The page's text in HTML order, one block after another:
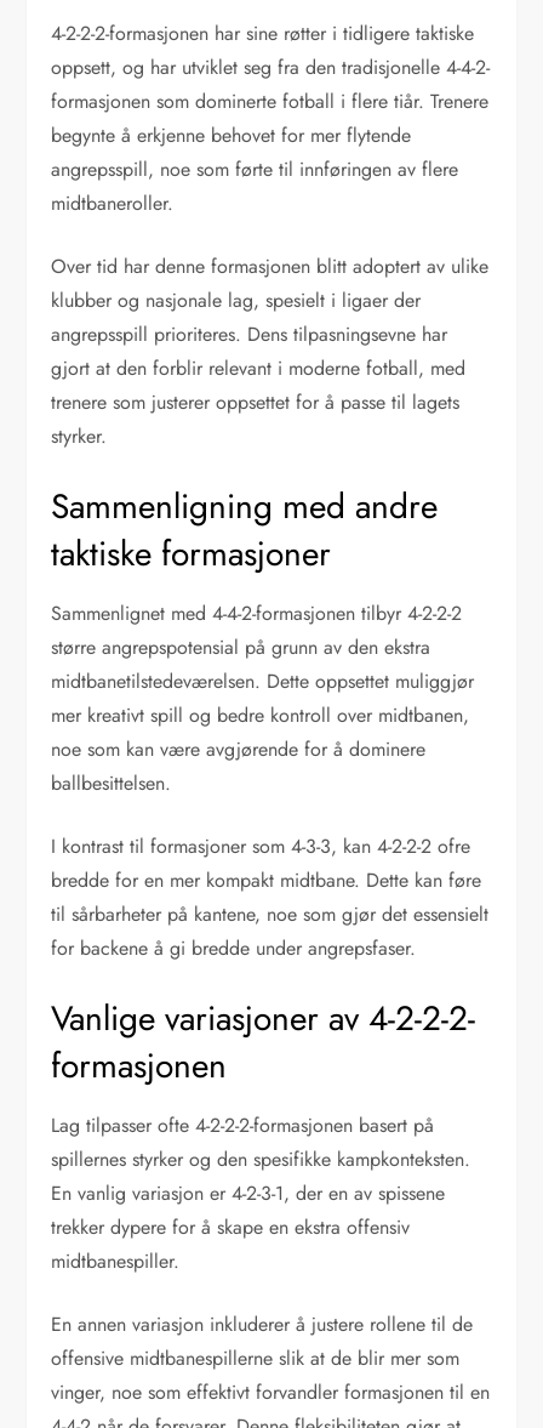
4-2-2-2-formasjonen har sine røtter i tidligere taktiske
oppsett, og har utviklet seg fra den tradisjonelle 4-4-2-
formasjonen som dominerte fotball i flere tiår. Trenere
begynte å erkjenne behovet for mer flytende
angrepsspill, noe som førte til innføringen av flere
midtbaneroller.
Over tid har denne formasjonen blitt adoptert av ulike
klubber og nasjonale lag, spesielt i ligaer der
angrepsspill prioriteres. Dens tilpasningsevne har
gjort at den forblir relevant i moderne fotball, med
trenere som justerer oppsettet for å passe til lagets
styrker.
Sammenligning med andre
taktiske formasjoner
Sammenlignet med 4-4-2-formasjonen tilbyr 4-2-2-2
større angrepspotensial på grunn av den ekstra
midtbanetilstedeværelsen. Dette oppsettet muliggjør
mer kreativt spill og bedre kontroll over midtbanen,
noe som kan være avgjørende for å dominere
ballbesittelsen.
I kontrast til formasjoner som 4-3-3, kan 4-2-2-2 ofre
bredde for en mer kompakt midtbane. Dette kan føre
til sårbarheter på kantene, noe som gjør det essensielt
for backene å gi bredde under angrepsfaser.
Vanlige variasjoner av 4-2-2-2-
formasjonen
Lag tilpasser ofte 4-2-2-2-formasjonen basert på
spillernes styrker og den spesifikke kampkonteksten.
En vanlig variasjon er 4-2-3-1, der en av spissene
trekker dypere for å skape en ekstra offensiv
midtbanespiller.
En annen variasjon inkluderer å justere rollene til de
offensive midtbanespillerne slik at de blir mer som
vinger, noe som effektivt forvandler formasjonen til en